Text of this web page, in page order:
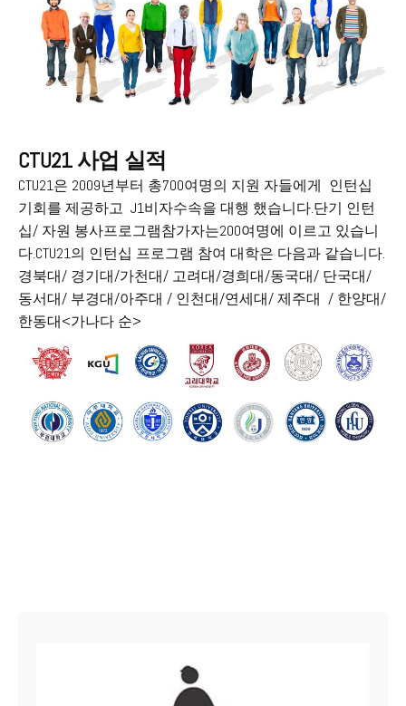
CTU21 사업 실적
CTU21은 2009년부터 총700여명의 지원 자들에게 인턴십
기회를 제공하고 J1비자수속을 대행 했습니다.단기 인턴
십/ 자원 봉사프로그램참가자는200여명에 이르고 있습니
다.CTU21의 인턴십 프로그램 참여 대학은 다음과 같습니다.
경북대/ 경기대/가천대/ 고려대/경희대/동국대/ 단국대/
동서대/ 부경대/아주대 / 인천대/연세대/ 제주대 / 한양대/
한동대<가나다 순>